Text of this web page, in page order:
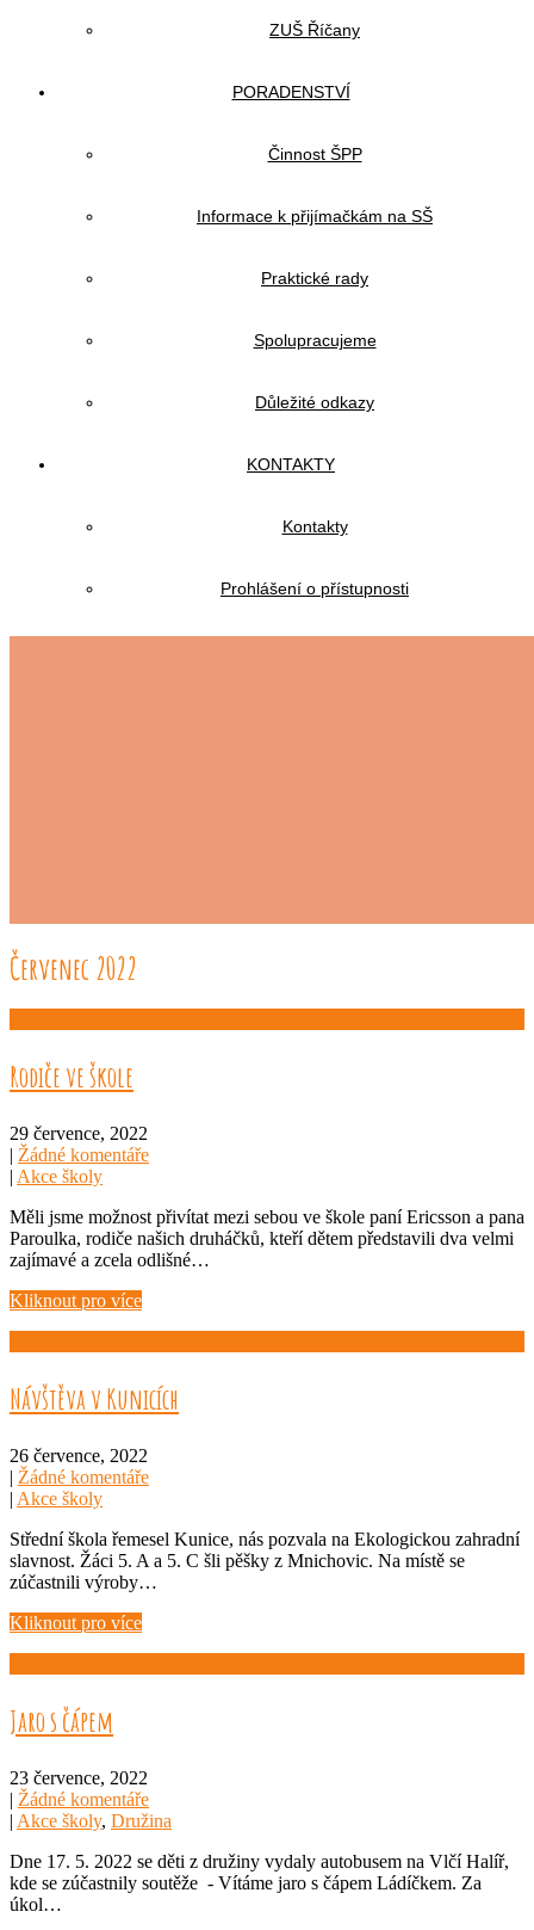
ZUŠ Říčany
PORADENSTVÍ
Činnost ŠPP
Informace k přijímačkám na SŠ
Praktické rady
Spolupracujeme
Důležité odkazy
KONTAKTY
Kontakty
Prohlášení o přístupnosti
Červenec 2022
Rodiče ve škole
29 července, 2022
| Žádné komentáře
| Akce školy
Měli jsme možnost přivítat mezi sebou ve škole paní Ericsson a pana
Paroulka, rodiče našich druháčků, kteří dětem představili dva velmi
zajímavé a zcela odlišné…
Kliknout pro více
Návštěva v Kunicích
26 července, 2022
| Žádné komentáře
| Akce školy
Střední škola řemesel Kunice, nás pozvala na Ekologickou zahradní
slavnost. Žáci 5. A a 5. C šli pěšky z Mnichovic. Na místě se
zúčastnili výroby…
Kliknout pro více
Jaro s čápem
23 července, 2022
| Žádné komentáře
| Akce školy, Družina
Dne 17. 5. 2022 se děti z družiny vydaly autobusem na Vlčí Halíř,
kde se zúčastnily soutěže - Vítáme jaro s čápem Ládíčkem. Za
úkol…